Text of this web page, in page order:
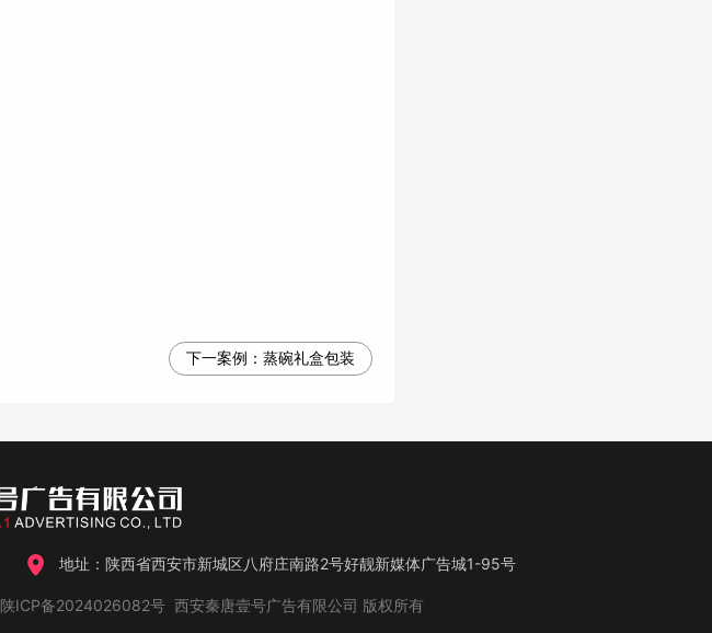
下一案例： 蒸碗礼盒包装
地址：陕西省西安市新城区八府庄南路2号好靓新媒体广告城1-95号
陕ICP备2024026082号 西安秦唐壹号广告有限公司 版权所有